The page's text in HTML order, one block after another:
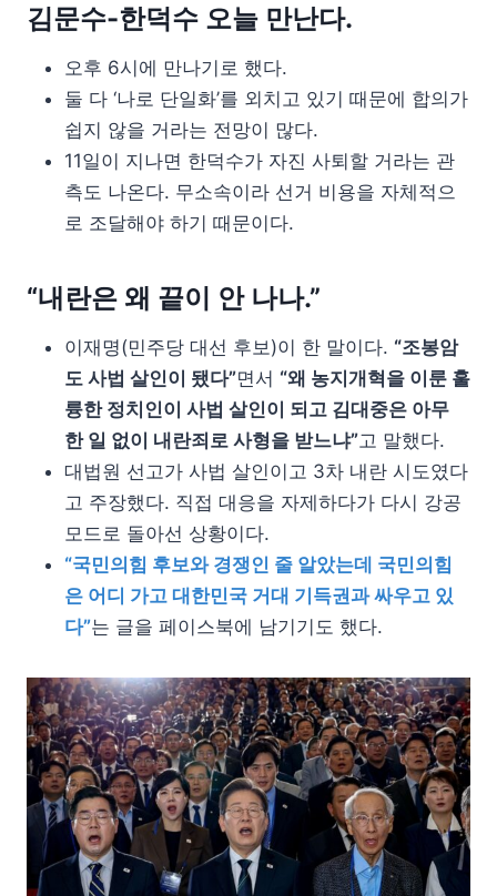
김문수-한덕수 오늘 만난다.
오후 6시에 만나기로 했다.
둘 다 ‘나로 단일화’를 외치고 있기 때문에 합의가
쉽지 않을 거라는 전망이 많다.
11일이 지나면 한덕수가 자진 사퇴할 거라는 관
측도 나온다. 무소속이라 선거 비용을 자체적으
로 조달해야 하기 때문이다.
“내란은 왜 끝이 안 나나.”
이재명(민주당 대선 후보)이 한 말이다. “조봉암
도 사법 살인이 됐다”면서 “왜 농지개혁을 이룬 훌
륭한 정치인이 사법 살인이 되고 김대중은 아무
한 일 없이 내란죄로 사형을 받느냐”고 말했다.
대법원 선고가 사법 살인이고 3차 내란 시도였다
고 주장했다. 직접 대응을 자제하다가 다시 강공
모드로 돌아선 상황이다.
“국민의힘 후보와 경쟁인 줄 알았는데 국민의힘
은 어디 가고 대한민국 거대 기득권과 싸우고 있
다”는 글을 페이스북에 남기기도 했다.